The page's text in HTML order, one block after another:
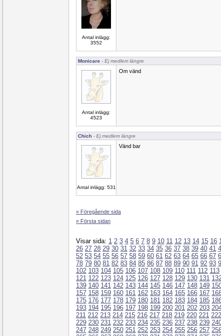
Antal inlägg:
3552
Monicare - Ej medlem längre
Antal inlägg:
4523
Om vänd
Chich - Ej medlem längre
Antal inlägg: 531
Vänd bar
« Föregående sida
« Första sidan
Visar sida: 1 2 3 4 5 6 7 8 9 10 11 12 13 14 15 16
26 27 28 29 30 31 32 33 34 35 36 37 38 39 40 41
52 53 54 55 56 57 58 59 60 61 62 63 64 65 66 67
78 79 80 81 82 83 84 85 86 87 88 89 90 91 92 93
102 103 104 105 106 107 108 109 110 111 112 113
121 122 123 124 125 126 127 128 129 130 131
139 140 141 142 143 144 145 146 147 148 149
157 158 159 160 161 162 163 164 165 166 167
175 176 177 178 179 180 181 182 183 184 185
193 194 195 196 197 198 199 200 201 202 203
211 212 213 214 215 216 217 218 219 220 221 222
229 230 231 232 233 234 235 236 237 238 239
247 248 249 250 251 252 253 254 255 256 257